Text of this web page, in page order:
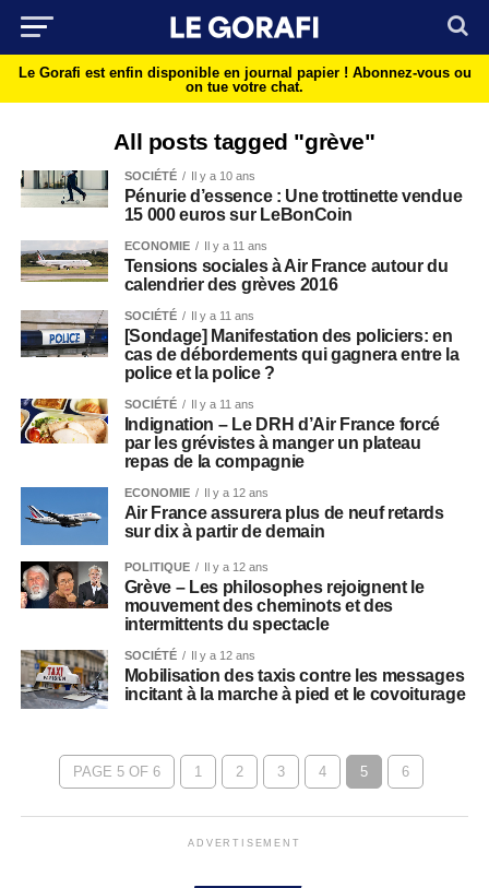
Le Gorafi est enfin disponible en journal papier ! Abonnez-vous ou
on tue votre chat.
All posts tagged "grève"
SOCIÉTÉ Il y a 10 ans
Pénurie d’essence : Une trottinette vendue
15 000 euros sur LeBonCoin
ECONOMIE Il y a 11 ans
Tensions sociales à Air France autour du
calendrier des grèves 2016
SOCIÉTÉ Il y a 11 ans
[Sondage] Manifestation des policiers: en
cas de débordements qui gagnera entre la
police et la police ?
SOCIÉTÉ Il y a 11 ans
Indignation – Le DRH d’Air France forcé
par les grévistes à manger un plateau
repas de la compagnie
ECONOMIE Il y a 12 ans
Air France assurera plus de neuf retards
sur dix à partir de demain
POLITIQUE Il y a 12 ans
Grève – Les philosophes rejoignent le
mouvement des cheminots et des
intermittents du spectacle
SOCIÉTÉ Il y a 12 ans
Mobilisation des taxis contre les messages
incitant à la marche à pied et le covoiturage
PAGE 5 OF 6 1 2 3 4 5 6
ADVERTISEMENT